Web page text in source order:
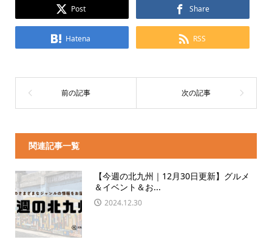
Post Share
Hatena RSS
関連記事一覧
【今週の北九州｜12月30日更新】グルメ
＆イベント＆お...
2024.12.30